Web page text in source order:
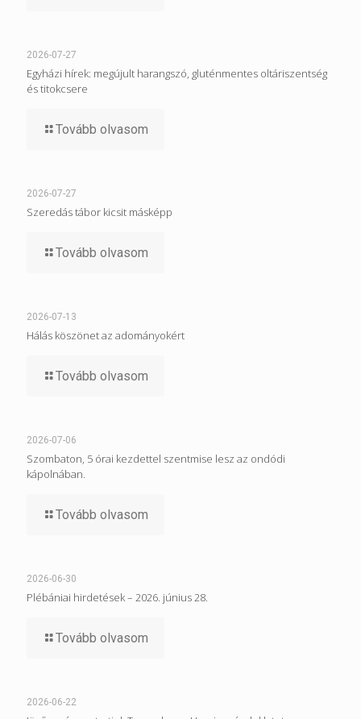
2026-07-27
Egyházi hírek: megújult harangszó, gluténmentes oltáriszentség
és titokcsere
Tovább olvasom
2026-07-27
Szeredás tábor kicsit másképp
Tovább olvasom
2026-07-13
Hálás köszönet az adományokért
Tovább olvasom
2026-07-06
Szombaton, 5 órai kezdettel szentmise lesz az ondódi
kápolnában.
Tovább olvasom
2026-06-30
Plébániai hirdetések – 2026. június 28.
Tovább olvasom
2026-06-22